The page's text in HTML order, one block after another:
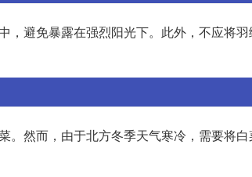
，避免暴露在强烈阳光下。此外，不应将
。然而，由于北方冬季天气寒冷，需要将